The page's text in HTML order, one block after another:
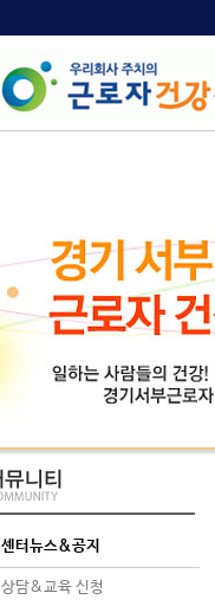
센터뉴스&공지
상담&교육 신청